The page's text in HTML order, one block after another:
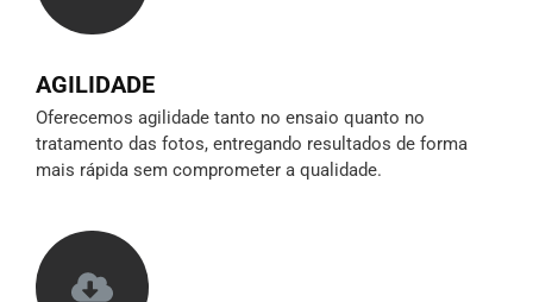
AGILIDADE
Oferecemos agilidade tanto no ensaio quanto no
tratamento das fotos, entregando resultados de forma
mais rápida sem comprometer a qualidade.